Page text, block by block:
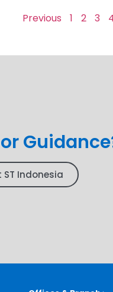
Previous 1 2 3
Indonesia